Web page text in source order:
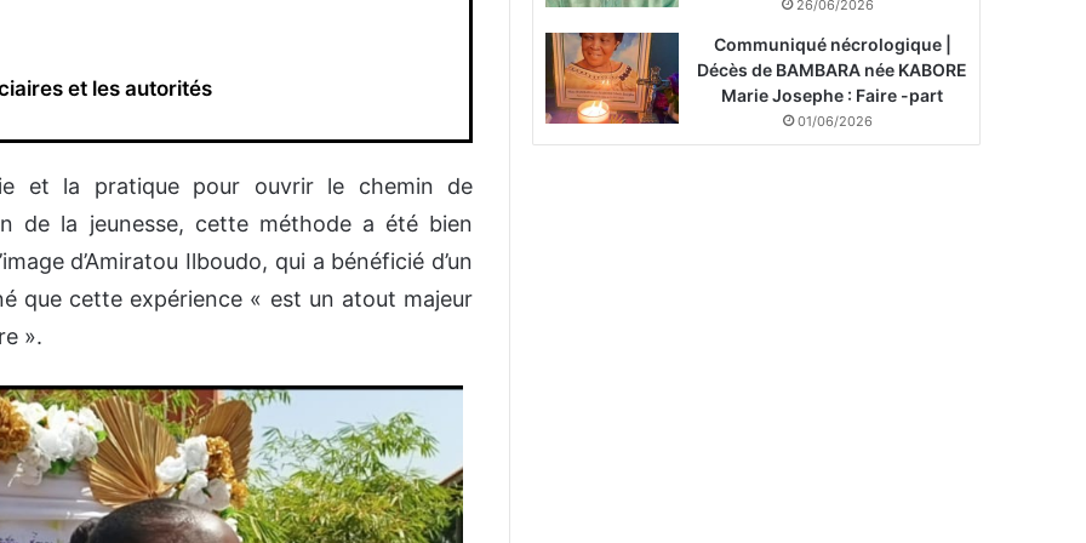
et les autorités
et la pratique pour ouvrir le chemin de
de la jeunesse, cette méthode a été bien
d’Amiratou Ilboudo, qui a bénéficié d’un
que cette expérience « est un atout majeur
».
26/06/2026
Communiqué nécrologique |
Décès de BAMBARA née KABORE
Marie Josephe : Faire -part
01/06/2026